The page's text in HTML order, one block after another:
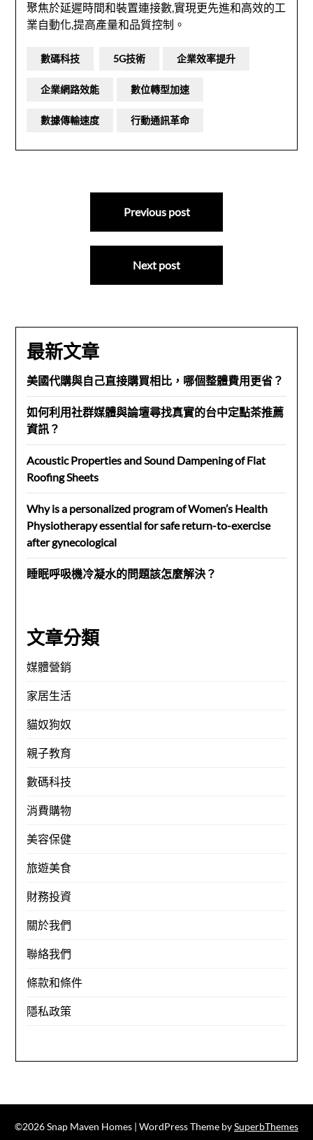
聚焦於延遲時間和裝置連接數,實現更先進和高效的工
業自動化,提高產量和品質控制。
數碼科技 5G技術 企業效率提升
企業網路效能 數位轉型加速
數據傳輸速度 行動通訊革命
Previous post
Next post
最新文章
美國代購與自己直接購買相比，哪個整體費用更省？
如何利用社群媒體與論壇尋找真實的台中定點茶推薦
資訊？
Acoustic Properties and Sound Dampening of Flat
Roofing Sheets
Why is a personalized program of Women’s Health
Physiotherapy essential for safe return-to-exercise
after gynecological
睡眠呼吸機冷凝水的問題該怎麼解決？
文章分類
媒體營銷
家居生活
貓奴狗奴
親子教育
數碼科技
消費購物
美容保健
旅遊美食
財務投資
關於我們
聯絡我們
條款和條件
隱私政策
©2026 Snap Maven Homes | WordPress Theme bySuperbThemes